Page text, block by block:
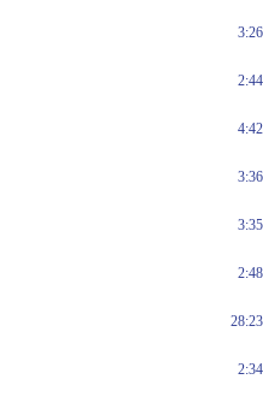
3:26
2:44
4:42
3:36
3:35
2:48
28:23
2:34